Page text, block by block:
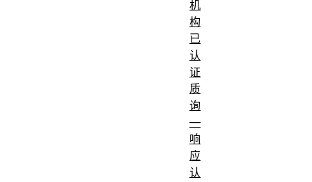
机
构
已
认
证
质
询
—
响
应
认